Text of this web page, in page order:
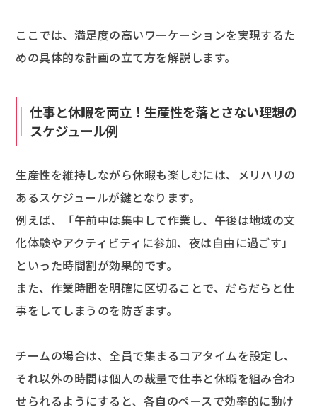
ここでは、満足度の高いワーケーションを実現するた
めの具体的な計画の立て方を解説します。
仕事と休暇を両立！生産性を落とさない理想の
スケジュール例
生産性を維持しながら休暇も楽しむには、メリハリの
あるスケジュールが鍵となります。
例えば、「午前中は集中して作業し、午後は地域の文
化体験やアクティビティに参加、夜は自由に過ごす」
といった時間割が効果的です。
また、作業時間を明確に区切ることで、だらだらと仕
事をしてしまうのを防ぎます。
チームの場合は、全員で集まるコアタイムを設定し、
それ以外の時間は個人の裁量で仕事と休暇を組み合わ
せられるようにすると、各自のペースで効率的に動け